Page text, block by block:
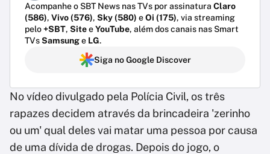
Acompanhe o SBT News nas TVs por assinatura Claro
(586), Vivo (576), Sky (580) eOi (175), via streaming
pelo+SBT, SiteeYouTube, além dos canais nas Smart
TVsSamsunge LG.
Siga no Google Discover
No vídeo divulgado pela Polícia Civil, os três
rapazes decidem através da brincadeira 'zerinho
ou um' qual deles vai matar uma pessoa por causa
de uma dívida de drogas. Depois do jogo, o